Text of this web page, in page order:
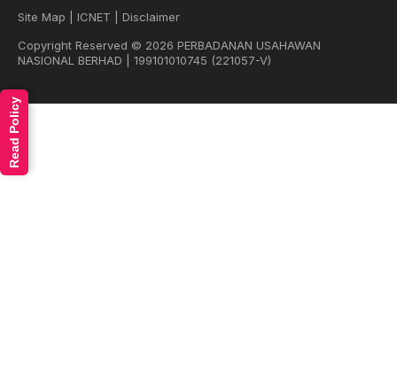
Site Map ICNET
Disclaimer
Copyright Reserved © 2026 PERBADANAN USAHAWAN
NASIONAL BERHAD | 199101010745 (221057-V)
Read Policy